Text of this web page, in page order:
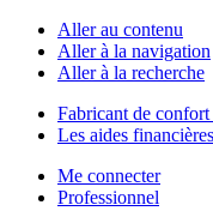
Aller au contenu
Aller à la navigation
Aller à la recherche
Fabricant de
Les aides
Me connecter
Professionnel